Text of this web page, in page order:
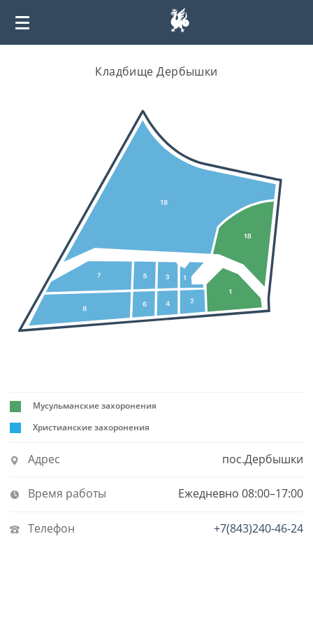
Кладбище Дербышки
Мусульманские захоронения
Христианские захоронения
Адрес пос.Дербышки
Время работы Ежедневно 08:00–17:00
Телефон +7(843)240-46-24